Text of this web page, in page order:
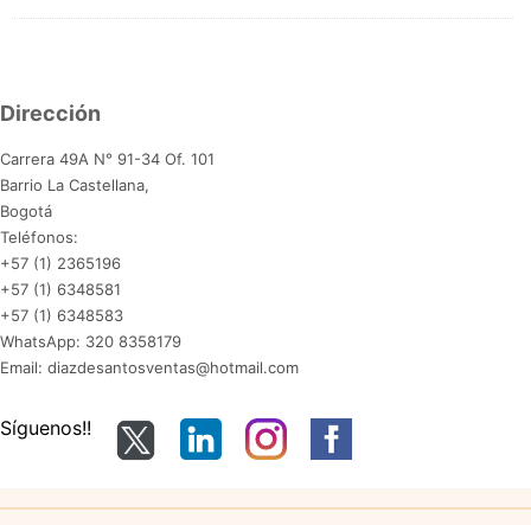
Dirección
Carrera 49A N° 91-34 Of. 101
Barrio La Castellana,
Bogotá
Teléfonos:
+57 (1) 2365196
+57 (1) 6348581
+57 (1) 6348583
WhatsApp: 320 8358179
Email: diazdesantosventas@hotmail.com
Síguenos!!